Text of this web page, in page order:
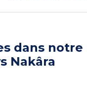
dans notre
Nakâra